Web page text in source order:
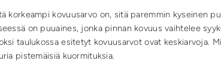
korkeampi kovuusarvo on, sitä paremmin kyseinen
on puuaines, jonka pinnan kovuus vaihtelee
taulukossa esitetyt kovuusarvot ovat keskiarvoja.
pistemäisiä kuormituksia.